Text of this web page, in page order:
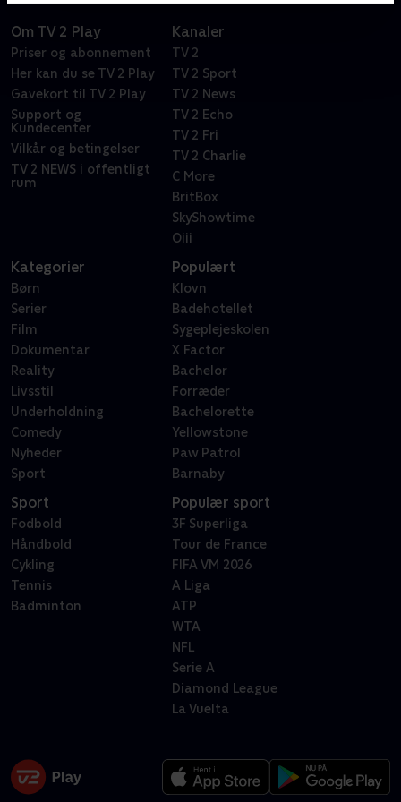
Om TV 2 Play
Priser og abonnement
Her kan du se TV 2 Play
Gavekort til TV 2 Play
Support og
Kundecenter
Vilkår og betingelser
TV 2 NEWS i offentligt
rum
Kanaler
TV 2
TV 2 Sport
TV 2 News
TV 2 Echo
TV 2 Fri
TV 2 Charlie
C More
BritBox
SkyShowtime
Oiii
Kategorier
Børn
Serier
Film
Dokumentar
Reality
Livsstil
Underholdning
Comedy
Nyheder
Sport
Populært
Klovn
Badehotellet
Sygeplejeskolen
X Factor
Bachelor
Forræder
Bachelorette
Yellowstone
Paw Patrol
Barnaby
Sport
Fodbold
Håndbold
Cykling
Tennis
Badminton
Populær sport
3F Superliga
Tour de France
FIFA VM 2026
A Liga
ATP
WTA
NFL
Serie A
Diamond League
La Vuelta